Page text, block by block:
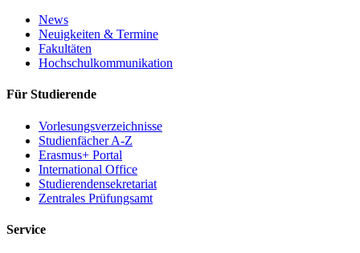
News
Neuigkeiten & Termine
Fakultäten
Hochschulkommunikation
Für Studierende
Vorlesungsverzeichnisse
Studienfächer A-Z
Erasmus+ Portal
International Office
Studierendensekretariat
Zentrales Prüfungsamt
Service